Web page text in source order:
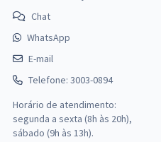
Chat
WhatsApp
E-mail
Telefone: 3003-0894
Horário de atendimento:
segunda a sexta (8h às 20h),
sábado (9h às 13h).